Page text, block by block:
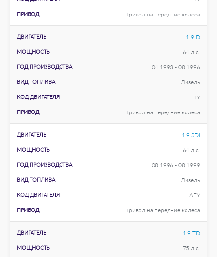
ПРИВОД Привод на передние колеса
ДВИГАТЕЛЬ 1.9 D
МОЩНОСТЬ 64 л.с.
ГОД ПРОИЗВОДСТВА 04.1993 - 08.1996
ВИД ТОПЛИВА Дизель
КОД ДВИГАТЕЛЯ 1Y
ПРИВОД Привод на передние колеса
ДВИГАТЕЛЬ 1.9 SDI
МОЩНОСТЬ 64 л.с.
ГОД ПРОИЗВОДСТВА 08.1996 - 08.1999
ВИД ТОПЛИВА Дизель
КОД ДВИГАТЕЛЯ AEY
ПРИВОД Привод на передние колеса
ДВИГАТЕЛЬ 1.9 TD
МОЩНОСТЬ 75 л.с.